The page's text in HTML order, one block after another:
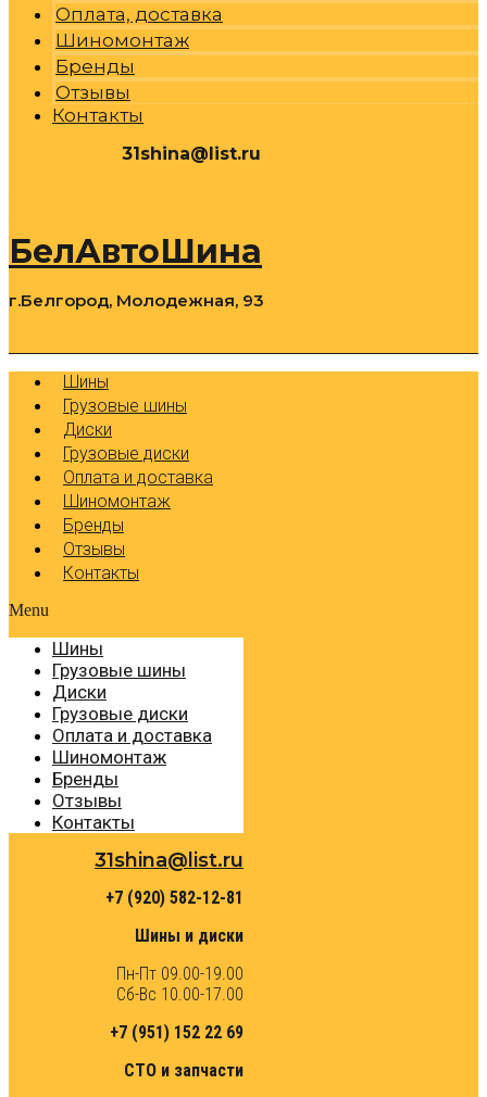
Оплата, доставка
Шиномонтаж
Бренды
Отзывы
Контакты
31shina@list.ru
БелАвтоШина
г.Белгород, Молодежная, 93
Шины
Грузовые шины
Диски
Грузовые диски
Оплата и доставка
Шиномонтаж
Бренды
Отзывы
Контакты
Menu
Шины
Грузовые шины
Диски
Грузовые диски
Оплата и доставка
Шиномонтаж
Бренды
Отзывы
Контакты
31shina@list.ru
+7 (920) 582-12-81
Шины и диски
Пн-Пт 09.00-19.00
Сб-Вс 10.00-17.00
+7 (951) 152 22 69
СТО и запчасти